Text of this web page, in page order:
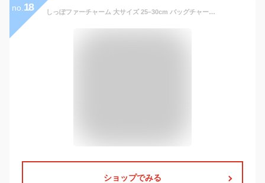
no. 18 しっぽファーチャーム 大サイズ 25–30cm バッグチャーム キーホルダー フォックスファー ナチュラル
ショップでみる